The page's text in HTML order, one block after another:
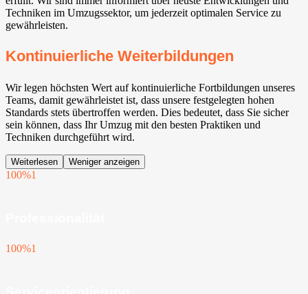
Techniken im Umzugssektor, um jederzeit optimalen Service zu
gewährleisten.
Kontinuierliche Weiterbildungen
Wir legen höchsten Wert auf kontinuierliche Fortbildungen unseres
Teams, damit gewährleistet ist, dass unsere festgelegten hohen
Standards stets übertroffen werden. Dies bedeutet, dass Sie sicher
sein können, dass Ihr Umzug mit den besten Praktiken und
Techniken durchgeführt wird.
Weiterlesen Weniger anzeigen
100%1
100%1